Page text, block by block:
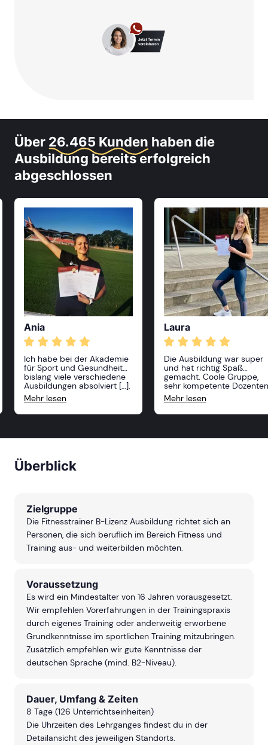
Über 26.465 Kunden haben die
Ausbildung bereits erfolgreich
abgeschlossen
Ania
Ich habe bei der Akademie
für Sport und Gesundheit
bislang viele verschiedene
Ausbildungen absolviert […].
Alle Kurse waren sehr
anspruchsvoll und
professionell, die Dozenten
kann die Akademie nur
Jahr weitere Kurse zu
Mehr lesen
Laura
Die Ausbildung war super
und hat richtig Spaß
gemacht. Coole Gruppe,
sehr kompetente Dozenten
und absolut praxisnah. Ich
freue mich schon auf
nächste Ausbildung bei
Mehr lesen
Überblick
Zielgruppe
Die Fitnesstrainer B-Lizenz Ausbildung richtet sich an
Personen, die sich beruflich im Bereich Fitness und
Training aus- und weiterbilden möchten.
Voraussetzung
Es wird ein Mindestalter von 16 Jahren vorausgesetzt.
Wir empfehlen Vorerfahrungen in der Trainingspraxis
durch eigenes Training oder anderweitig erworbene
Grundkenntnisse im sportlichen Training mitzubringen.
Zusätzlich empfehlen wir gute Kenntnisse der
deutschen Sprache (mind. B2-Niveau).
Dauer, Umfang & Zeiten
8 Tage (126 Unterrichtseinheiten)
Die Uhrzeiten des Lehrganges findest du in der
Detailansicht des jeweiligen Standorts.